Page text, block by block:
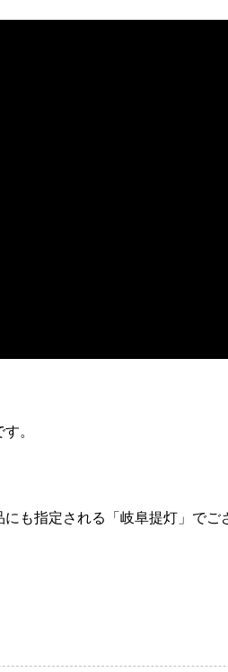
。
も指定される「岐阜提灯」でご